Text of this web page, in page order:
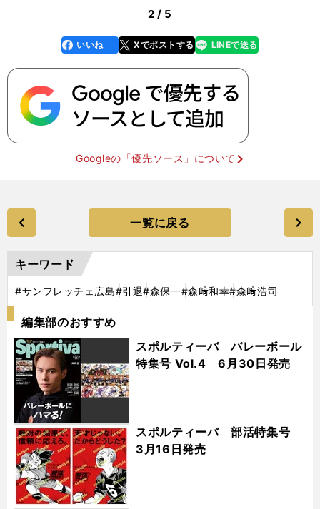
2 / 5
faceboo
k
いいね Xでポストする
line LINEで送る
Googleの「優先ソース」について
一覧に戻る
キーワード
#サンフレッチェ広島#引退#森保一#森﨑和幸#森﨑浩司
編集部のおすすめ
スポルティーバ バレーボール
特集号 Vol.4 6月30日発売
スポルティーバ 部活特集号
3月16日発売